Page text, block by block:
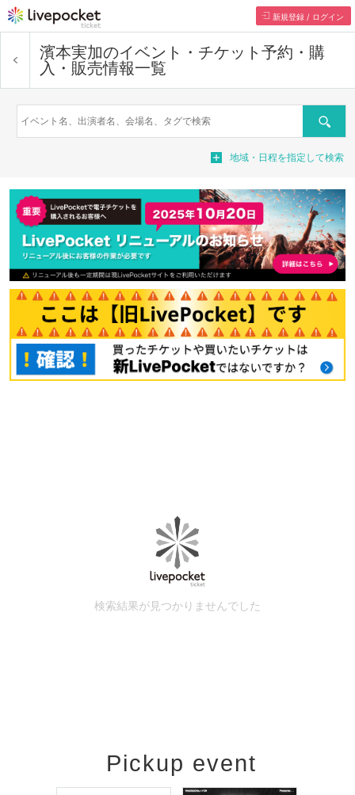
新規登録 / ログイン
濱本実加のイベント・チケット予約・購
入・販売情報一覧
Search
地域・日程を指定して検索
検索結果が見つかりませんでした
Pickup event